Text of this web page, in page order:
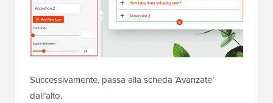
Successivamente, passa alla scheda ‘Avanzate’
dall’alto.